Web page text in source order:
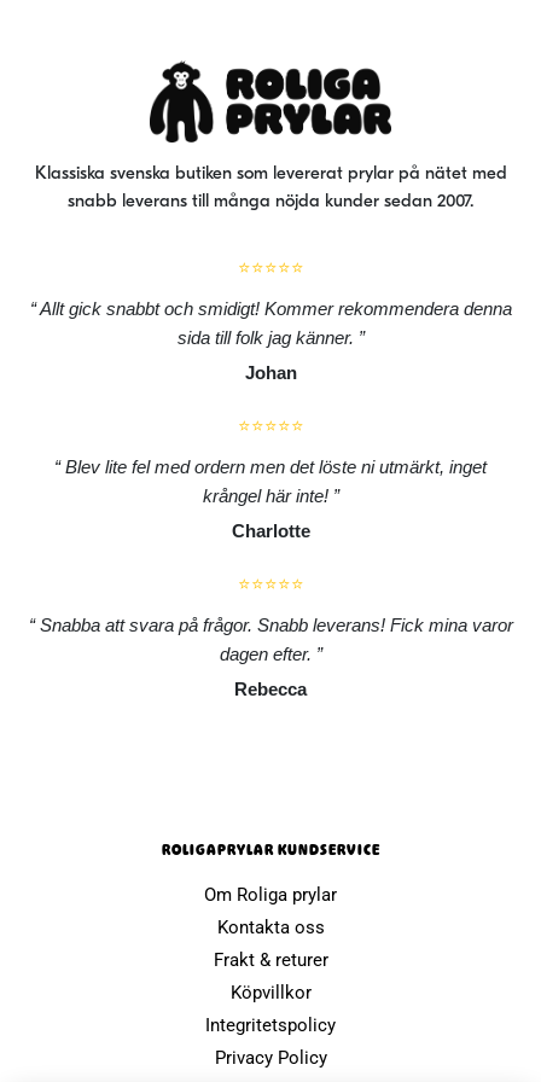
på
produktsidan
Klassiska svenska butiken som levererat prylar på nätet med
snabb leverans till många nöjda kunder sedan 2007.
⭐⭐⭐⭐⭐
Allt gick snabbt och smidigt! Kommer rekommendera denna
sida till folk jag känner.
Johan
⭐⭐⭐⭐⭐
Blev lite fel med ordern men det löste ni utmärkt, inget
krångel här inte!
Charlotte
⭐⭐⭐⭐⭐
Snabba att svara på frågor. Snabb leverans! Fick mina varor
dagen efter.
Rebecca
ROLIGAPRYLAR KUNDSERVICE
Om Roliga prylar
Kontakta oss
Frakt & returer
Köpvillkor
Integritetspolicy
Privacy Policy